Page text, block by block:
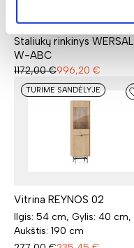
Staliukų rinkinys WERSAL
W-ABC
1172,00 €996,20 €
TURIME SANDĖLYJE
Vitrina REYNOS 02
Ilgis: 54 cm, Gylis: 40 cm,
Aukštis: 190 cm